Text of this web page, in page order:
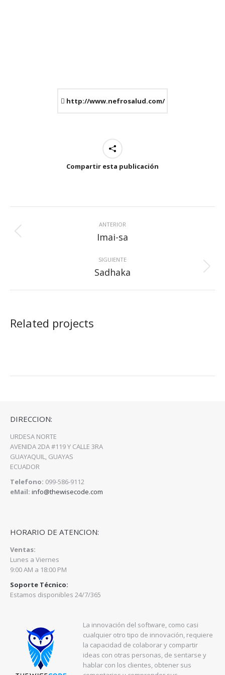
http://www.nefrosalud.com/
Compartir esta publicación
entre
ANTERIOR
Proyecto
Imai-sa
SIGUIENTE
Proyecto
Sadhaka
Related projects
DIRECCION:
URDESA NORTE
AVENIDA 2DA #119 Y CALLE 3RA
GUAYAQUIL, GUAYAS
ECUADOR
Telefono: 099-586-9112
eMail: info@thewisecode.com
HORARIO DE ATENCION:
Ventas:
Lunes a Viernes
9:00 AM a 18:00 PM
Soporte Técnico:
Estamos disponibles 24/7/365
La innovación del software, como casi
cualquier otro tipo de innovación, requiere
la capacidad de colaborar y compartir
ideas con otras personas, de sentarse y
hablar con los clientes, obtener sus